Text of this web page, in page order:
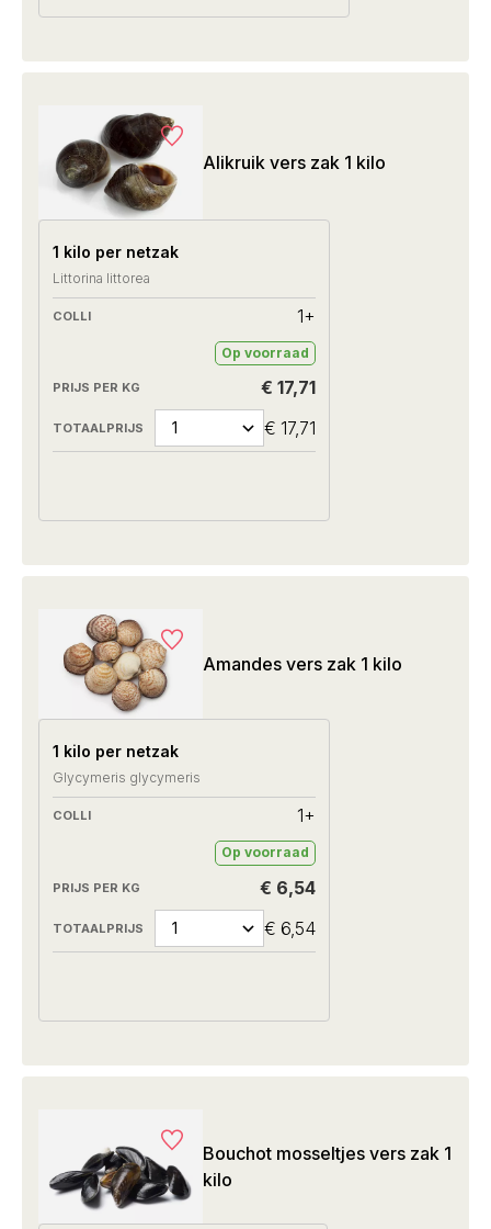
Alikruik vers zak 1 kilo
1 kilo per netzak
Littorina littorea
1+
Op voorraad
€ 17,71
€ 17,71
Amandes vers zak 1 kilo
1 kilo per netzak
Glycymeris glycymeris
1+
Op voorraad
€ 6,54
€ 6,54
Bouchot mosseltjes vers zak 1
kilo